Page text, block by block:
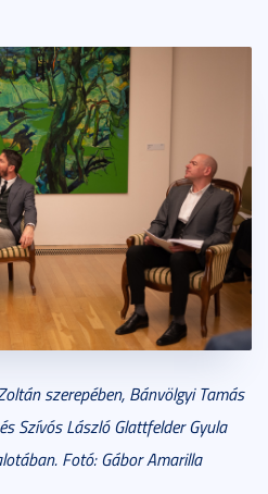
szerepében, Bánvölgyi Tamás
Szívós László Glattfelder Gyula
. Fotó: Gábor Amarilla